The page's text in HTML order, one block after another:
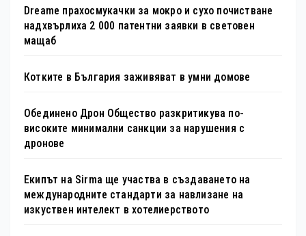
Dreame прахосмукачки за мокро и сухо почистване
надхвърлиха 2 000 патентни заявки в световен
мащаб
Котките в България заживяват в умни домове
Обединено Дрон Общество разкритикува по-
високите минимални санкции за нарушения с
дронове
Екипът на Sirma ще участва в създаването на
международните стандарти за навлизане на
изкуствен интелект в хотелиерството